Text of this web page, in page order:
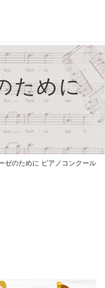
ために
ゼのために ピアノコンクール